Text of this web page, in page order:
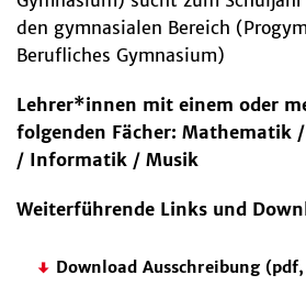
den gymnasialen Bereich
Berufliches Gymnasium)
Lehrer*innen mit einem oder
folgenden Fächer: Mathematik
/ Informatik / Musik
Weiterführende Links und
Download Ausschreibung (pdf,